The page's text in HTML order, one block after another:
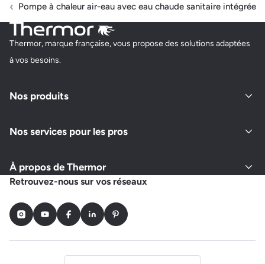
Pompe à chaleur air-eau avec eau chaude sanitaire intégrée
Thermor, marque française, vous propose des solutions adaptées
à vos besoins.
Nos produits
Nos services pour les pros
À propos de Thermor
Retrouvez-nous sur vos réseaux
InstagramYoutubeFacebookLinkedInPinterest